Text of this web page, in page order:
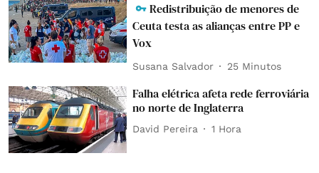
Redistribuição de menores de
Ceuta testa as alianças entre PP e
Vox
Susana Salvador 25 Minutos
Falha elétrica afeta rede ferroviária
no norte de Inglaterra
David Pereira 1 Hora